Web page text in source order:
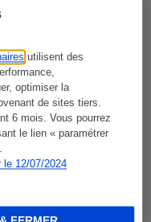
utilisent des
optimiser la
de sites tiers.
6 mois. Vous pourrez
le lien « paramétrer
le 12/07/2024
des taxes trop